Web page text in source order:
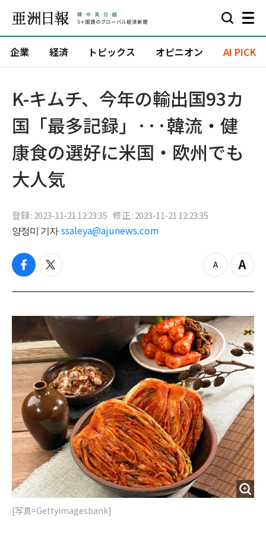
企業 経済 トピックス オピニオン AI PICK
K-キムチ、今年の輸出国93カ
国「最多記録」···韓流・健
康食の選好に米国・欧州でも
大人気
登録 : 2023-11-21 12:23:35 修正 : 2023-11-21 12:23:35
양정미 기자 ssaleya@ajunews.com
f
c
b
o
k
t
i
t
e
r
z
o
o
u
t
Z
o
i
n
[写真=Gettyimagesbank]